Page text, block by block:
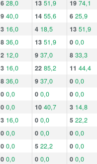
6 28,0 13 51,9 19 74,1
9 40,0 14 55,6 6 25,9
3 16,0 4 18,5 13 51,9
8 36,0 13 51,9 0 0,0
2 12,0 9 37,0 8 33,3
3 16,0 22 85,2 11 44,4
8 36,0 9 37,0 0 0,0
0 0,0 0 0,0 0 0,0
0 0,0 10 40,7 3 14,8
3 16,0 0 0,0 5 22,2
0 0,0 0 0,0 0 0,0
0 0,0 5 22,2 0 0,0
0 0,0 0 0,0 0 0,0